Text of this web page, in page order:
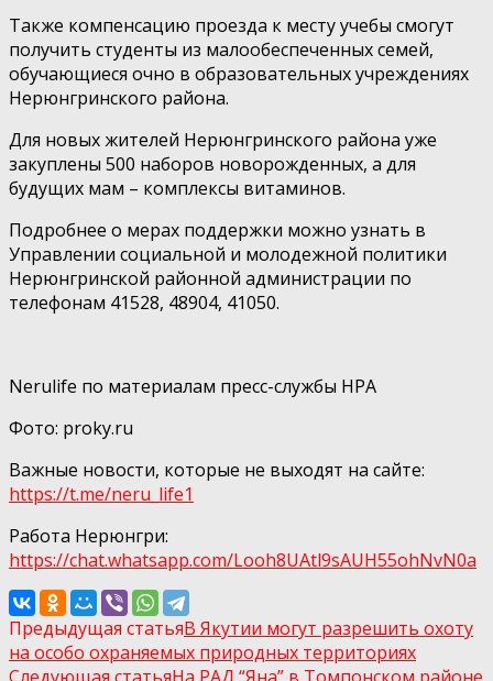
Также компенсацию проезда к месту учебы смогут
получить студенты из малообеспеченных семей,
обучающиеся очно в образовательных учреждениях
Нерюнгринского района.
Для новых жителей Нерюнгринского района уже
закуплены 500 наборов новорожденных, а для
будущих мам – комплексы витаминов.
Подробнее о мерах поддержки можно узнать в
Управлении социальной и молодежной политики
Нерюнгринской районной администрации по
телефонам 41528, 48904, 41050.
Nerulife по материалам пресс-службы НРА
Фото: proky.ru
Важные новости, которые не выходят на сайте:
https://t.me/neru_life1
Работа Нерюнгри:
https://chat.whatsapp.com/Looh8UAtl9sAUH55ohNvN0а
Предыдущая статьяВ Якутии могут разрешить охоту
на особо охраняемых природных территориях